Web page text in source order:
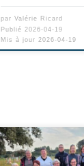
parValérie Ricard
Publié 2026-04-19
Mis à jour 2026-04-19